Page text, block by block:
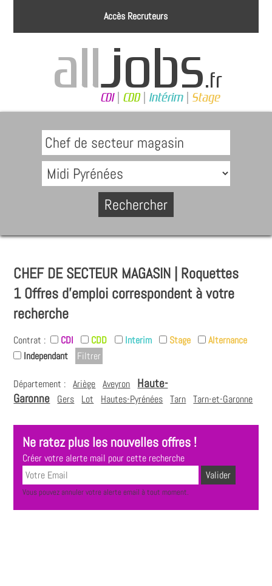
Accès Recruteurs
CHEF DE SECTEUR MAGASIN | Roquettes
1 Offres d'emploi correspondent à votre
recherche
Contrat : CDI CDD Interim Stage
Alternance
Independant
Département : Ariège Aveyron
Haute-
Garonne
Gers Lot Hautes-Pyrénées Tarn Tarn-et-Garonne
Ne ratez plus les nouvelles offres !
Créer votre alerte mail pour cette recherche
Vous pouvez annuler votre alerte email à tout moment.